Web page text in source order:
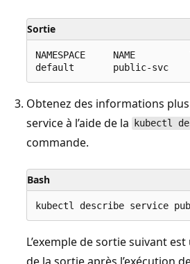
Sortie
NAMESPACE     NAME
Obtenez des informations
service à l’aide de la
kubectl
commande.
Bash
L’exemple de sortie suivant
de la sortie après l’exécution